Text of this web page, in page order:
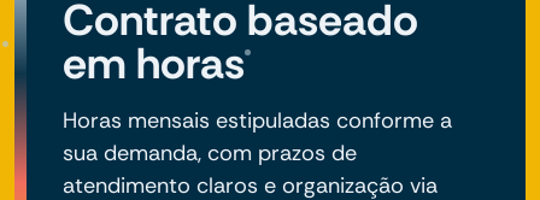
Contrato baseado
em horas
Horas mensais estipuladas conforme a
sua demanda, com prazos de
atendimento claros e organização via